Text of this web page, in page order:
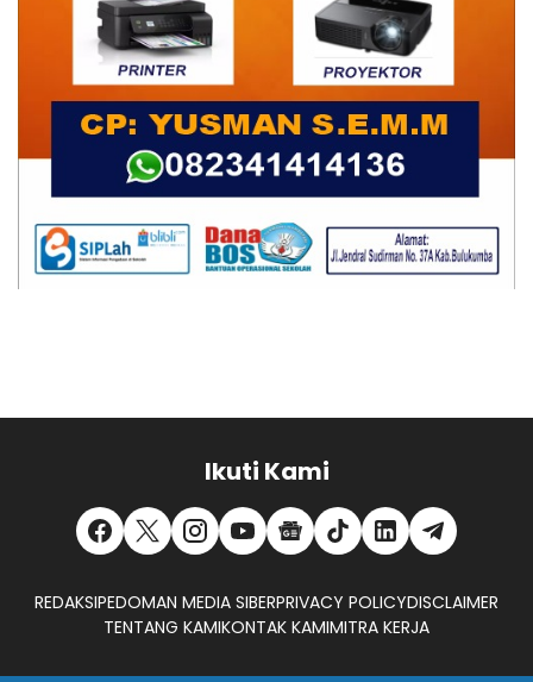
Ikuti Kami
REDAKSIPEDOMAN MEDIA SIBERPRIVACY POLICYDISCLAIMER
TENTANG KAMIKONTAK KAMIMITRA KERJA